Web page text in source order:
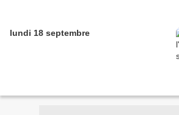
lundi 18 septembre